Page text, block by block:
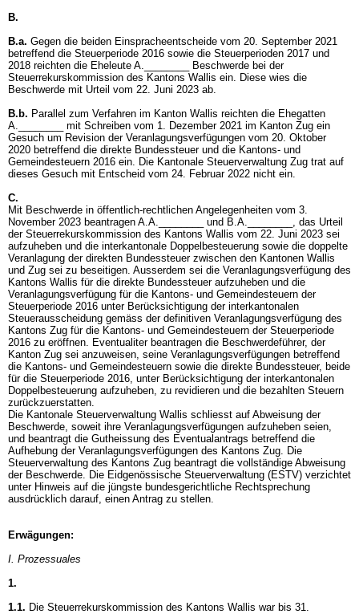
B.
B.a. Gegen die beiden Einspracheentscheide vom 20. September 2021
betreffend die Steuerperiode 2016 sowie die Steuerperioden 2017 und
2018 reichten die Eheleute A.________ Beschwerde bei der
Steuerrekurskommission des Kantons Wallis ein. Diese wies die
Beschwerde mit Urteil vom 22. Juni 2023 ab.
B.b. Parallel zum Verfahren im Kanton Wallis reichten die Ehegatten
A.________ mit Schreiben vom 1. Dezember 2021 im Kanton Zug ein
Gesuch um Revision der Veranlagungsverfügungen vom 20. Oktober
2020 betreffend die direkte Bundessteuer und die Kantons- und
Gemeindesteuern 2016 ein. Die Kantonale Steuerverwaltung Zug trat auf
dieses Gesuch mit Entscheid vom 24. Februar 2022 nicht ein.
C.
Mit Beschwerde in öffentlich-rechtlichen Angelegenheiten vom 3.
November 2023 beantragen A.A.________ und B.A.________, das Urteil
der Steuerrekurskommission des Kantons Wallis vom 22. Juni 2023 sei
aufzuheben und die interkantonale Doppelbesteuerung sowie die doppelte
Veranlagung der direkten Bundessteuer zwischen den Kantonen Wallis
und Zug sei zu beseitigen. Ausserdem sei die Veranlagungsverfügung des
Kantons Wallis für die direkte Bundessteuer aufzuheben und die
Veranlagungsverfügung für die Kantons- und Gemeindesteuern der
Steuerperiode 2016 unter Berücksichtigung der interkantonalen
Steuerausscheidung gemäss der definitiven Veranlagungsverfügung des
Kantons Zug für die Kantons- und Gemeindesteuern der Steuerperiode
2016 zu eröffnen. Eventualiter beantragen die Beschwerdeführer, der
Kanton Zug sei anzuweisen, seine Veranlagungsverfügungen betreffend
die Kantons- und Gemeindesteuern sowie die direkte Bundessteuer, beide
für die Steuerperiode 2016, unter Berücksichtigung der interkantonalen
Doppelbesteuerung aufzuheben, zu revidieren und die bezahlten Steuern
zurückzuerstatten.
Die Kantonale Steuerverwaltung Wallis schliesst auf Abweisung der
Beschwerde, soweit ihre Veranlagungsverfügungen aufzuheben seien,
und beantragt die Gutheissung des Eventualantrags betreffend die
Aufhebung der Veranlagungsverfügungen des Kantons Zug. Die
Steuerverwaltung des Kantons Zug beantragt die vollständige Abweisung
der Beschwerde. Die Eidgenössische Steuerverwaltung (ESTV) verzichtet
unter Hinweis auf die jüngste bundesgerichtliche Rechtsprechung
ausdrücklich darauf, einen Antrag zu stellen.
Erwägungen:
I. Prozessuales
1.
1.1. Die Steuerrekurskommission des Kantons Wallis war bis 31.